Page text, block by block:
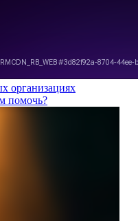
организациях
помочь?